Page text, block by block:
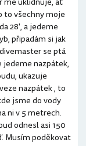
to všechny moje
28', a jedeme
připadám si jak
se ptá
jedeme nazpátek,
ukazuje
nazpátek , to
jsme do vody
ni v 5 metrech.
odnesl asi 150
Musím poděkovat